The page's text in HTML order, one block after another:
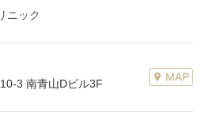
ニック
3 南青山Dビル3F